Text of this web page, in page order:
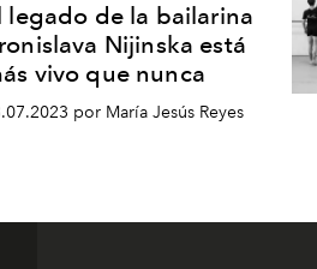
legado de la bailarina
Nijinska está
vivo que nunca
por María Jesús Reyes